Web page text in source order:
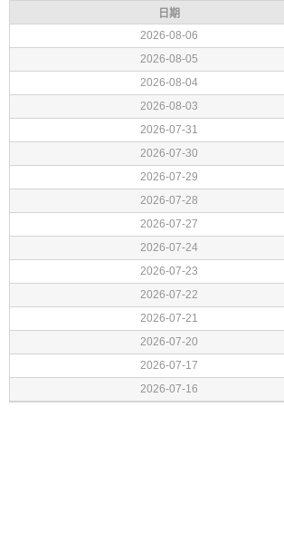
日期
2026-08-06
2026-08-05
2026-08-04
2026-08-03
2026-07-31
2026-07-30
2026-07-29
2026-07-28
2026-07-27
2026-07-24
2026-07-23
2026-07-22
2026-07-21
2026-07-20
2026-07-17
2026-07-16